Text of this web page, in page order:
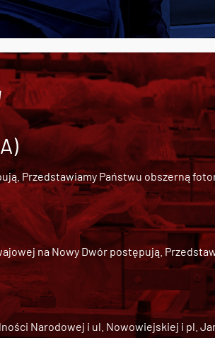
Przedstawiamy Państwu obszerną
na Nowy Dwórpostępują.
Narodowej i ul. Nowowiejskiej i pl.